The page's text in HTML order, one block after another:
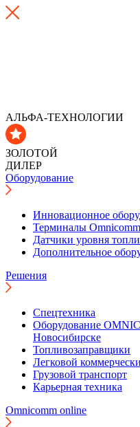
АЛЬФА-ТЕХНОЛОГИИ
ЗОЛОТОЙ
ДИЛЕР
Оборудование
Инновационное
Терминалы Omnicomm
Датчики уровня
Дополнительное
Решения
Спецтехника
Оборудование
Новосибирске
Топливозаправщики
Легковой
Грузовой транспорт
Карьерная техника
Omnicomm online